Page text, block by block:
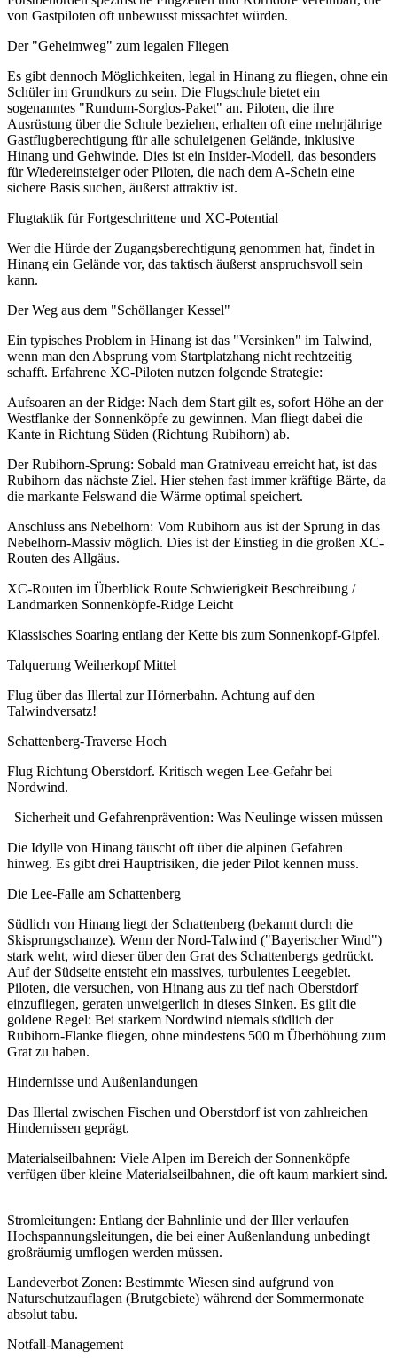
von Gastpiloten oft unbewusst missachtet würden.
Der "Geheimweg" zum legalen Fliegen
Es gibt dennoch Möglichkeiten, legal in Hinang zu fliegen, ohne ein
Schüler im Grundkurs zu sein. Die Flugschule bietet ein
sogenanntes "Rundum-Sorglos-Paket" an. Piloten, die ihre
Ausrüstung über die Schule beziehen, erhalten oft eine mehrjährige
Gastflugberechtigung für alle schuleigenen Gelände, inklusive
Hinang und Gehwinde. Dies ist ein Insider-Modell, das besonders
für Wiedereinsteiger oder Piloten, die nach dem A-Schein eine
sichere Basis suchen, äußerst attraktiv ist.
Flugtaktik für Fortgeschrittene und XC-Potential
Wer die Hürde der Zugangsberechtigung genommen hat, findet in
Hinang ein Gelände vor, das taktisch äußerst anspruchsvoll sein
kann.
Der Weg aus dem "Schöllanger Kessel"
Ein typisches Problem in Hinang ist das "Versinken" im Talwind,
wenn man den Absprung vom Startplatzhang nicht rechtzeitig
schafft. Erfahrene XC-Piloten nutzen folgende Strategie:
Aufsoaren an der Ridge: Nach dem Start gilt es, sofort Höhe an der
Westflanke der Sonnenköpfe zu gewinnen. Man fliegt dabei die
Kante in Richtung Süden (Richtung Rubihorn) ab.
Der Rubihorn-Sprung: Sobald man Gratniveau erreicht hat, ist das
Rubihorn das nächste Ziel. Hier stehen fast immer kräftige Bärte, da
die markante Felswand die Wärme optimal speichert.
Anschluss ans Nebelhorn: Vom Rubihorn aus ist der Sprung in das
Nebelhorn-Massiv möglich. Dies ist der Einstieg in die großen XC-
Routen des Allgäus.
XC-Routen im Überblick Route Schwierigkeit Beschreibung /
Landmarken Sonnenköpfe-Ridge Leicht
Klassisches Soaring entlang der Kette bis zum Sonnenkopf-Gipfel.
Talquerung Weiherkopf Mittel
Flug über das Illertal zur Hörnerbahn. Achtung auf den
Talwindversatz!
Schattenberg-Traverse Hoch
Flug Richtung Oberstdorf. Kritisch wegen Lee-Gefahr bei
Nordwind.
Sicherheit und Gefahrenprävention: Was Neulinge wissen müssen
Die Idylle von Hinang täuscht oft über die alpinen Gefahren
hinweg. Es gibt drei Hauptrisiken, die jeder Pilot kennen muss.
Die Lee-Falle am Schattenberg
Südlich von Hinang liegt der Schattenberg (bekannt durch die
Skisprungschanze). Wenn der Nord-Talwind ("Bayerischer Wind")
stark weht, wird dieser über den Grat des Schattenbergs gedrückt.
Auf der Südseite entsteht ein massives, turbulentes Leegebiet.
Piloten, die versuchen, von Hinang aus zu tief nach Oberstdorf
einzufliegen, geraten unweigerlich in dieses Sinken. Es gilt die
goldene Regel: Bei starkem Nordwind niemals südlich der
Rubihorn-Flanke fliegen, ohne mindestens 500 m Überhöhung zum
Grat zu haben.
Hindernisse und Außenlandungen
Das Illertal zwischen Fischen und Oberstdorf ist von zahlreichen
Hindernissen geprägt.
Materialseilbahnen: Viele Alpen im Bereich der Sonnenköpfe
verfügen über kleine Materialseilbahnen, die oft kaum markiert sind.
Stromleitungen: Entlang der Bahnlinie und der Iller verlaufen
Hochspannungsleitungen, die bei einer Außenlandung unbedingt
großräumig umflogen werden müssen.
Landeverbot Zonen: Bestimmte Wiesen sind aufgrund von
Naturschutzauflagen (Brutgebiete) während der Sommermonate
absolut tabu.
Notfall-Management